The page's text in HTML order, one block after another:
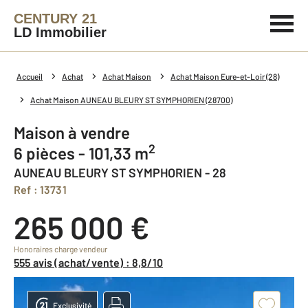
CENTURY 21
LD Immobilier
Accueil Achat Achat Maison Achat Maison Eure-et-Loir (28)
Achat Maison AUNEAU BLEURY ST SYMPHORIEN (28700)
Maison à vendre
6 pièces - 101,33 m2
AUNEAU BLEURY ST SYMPHORIEN - 28
Ref : 13731
265 000 €
Honoraires charge vendeur
555 avis (achat/vente) : 8,8/10
Exclusivité